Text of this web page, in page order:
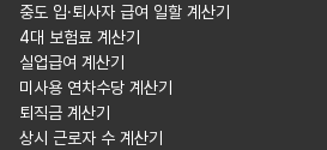
중도 입·퇴사자 급여 일할 계산기
4대 보험료 계산기
실업급여 계산기
미사용 연차수당 계산기
퇴직금 계산기
상시 근로자 수 계산기